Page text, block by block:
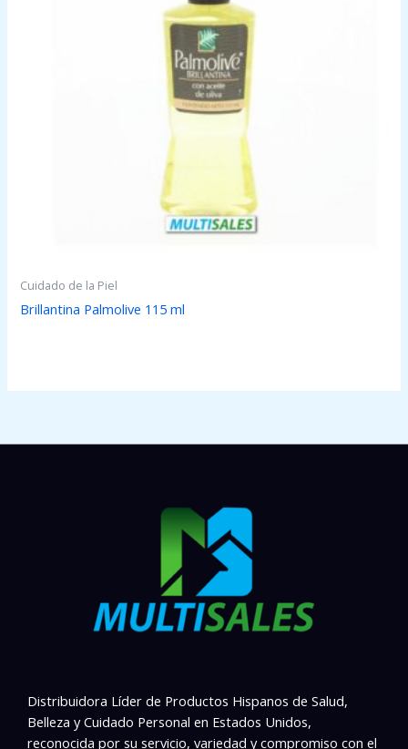
Cuidado de la Piel
Brillantina Palmolive 115 ml
Distribuidora Líder de Productos Hispanos de Salud,
Belleza y Cuidado Personal en Estados Unidos,
reconocida por su servicio, variedad y compromiso con el